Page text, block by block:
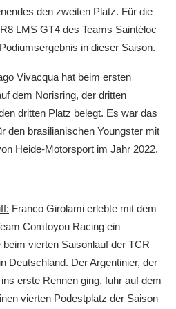
den zweiten Platz. Für die
LMS GT4 des Teams Saintéloc
in dieser Saison.
Vivacqua hat beim ersten
dem Norisring, der dritten
dritten Platz belegt. Es war das
den brasilianischen Youngster mit
Heide-Motorsport im Jahr 2022.
Franco Girolami erlebte mit dem
Comtoyou Racing ein
vierten Saisonlauf der TCR
Deutschland. Der Argentinier, der
erste Rennen ging, fuhr auf dem
vierten Podestplatz der Saison